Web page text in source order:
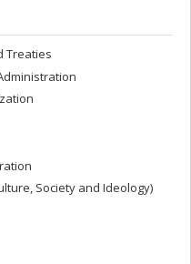
Treaties
Society and Ideology)